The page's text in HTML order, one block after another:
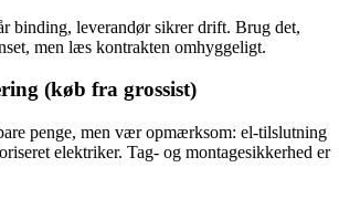
binding, leverandør sikrer drift. Brug det,
men læs kontrakten omhyggeligt.
(køb fra grossist)
penge, men vær opmærksom: el‑tilslutning
elektriker. Tag- og montagesikkerhed er